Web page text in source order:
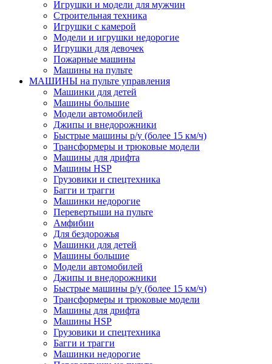
Игрушки и модели для мужчин
Строительная техника
Игрушки с камерой
Модели и игрушки недорогие
Игрушки для девочек
Пожарные машины
Машины на пульте
МАШИНЫ на пульте управления
Машинки для детей
Машины большие
Модели автомобилей
Джипы и внедорожники
Быстрые машины р/у (более 15 км/ч)
Трансформеры и трюковые модели
Машины для дрифта
Машины HSP
Грузовики и спецтехника
Багги и трагги
Машинки недорогие
Перевертыши на пульте
Амфибии
Для бездорожья
Машинки для детей
Машины большие
Модели автомобилей
Джипы и внедорожники
Быстрые машины р/у (более 15 км/ч)
Трансформеры и трюковые модели
Машины для дрифта
Машины HSP
Грузовики и спецтехника
Багги и трагги
Машинки недорогие